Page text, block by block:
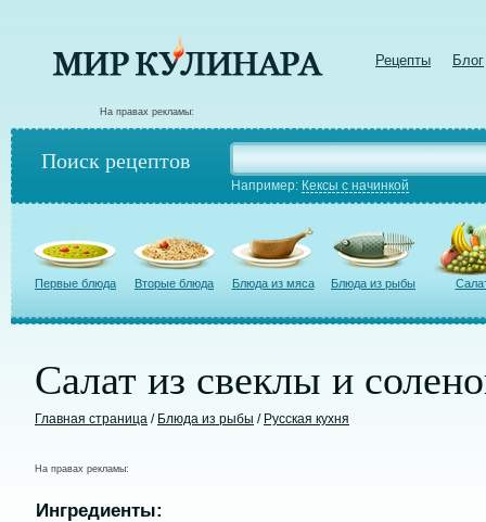
Рецепты Блог
На правах рекламы:
Поиск рецептов
Например: Кексы с начинкой
Первые блюда Вторые блюда Блюда из мяса Блюда из рыбы
Салат из свеклы и
Главная страница / Блюда из рыбы / Русская кухня
На правах рекламы:
Ингредиенты: